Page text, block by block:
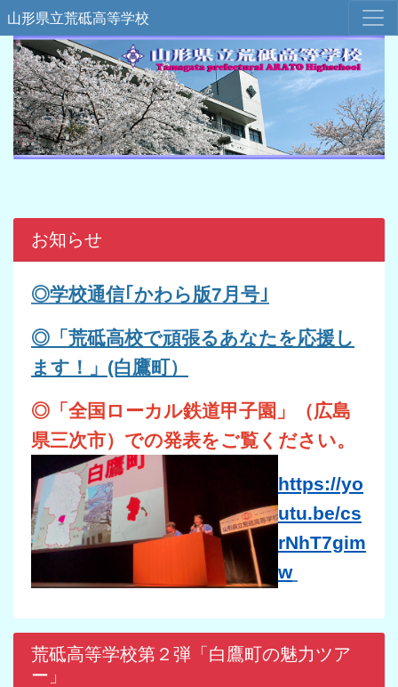
山形県立荒砥高等学校
お知らせ
◎学校通信｢ かわら版7 月号｣
◎「荒砥高校で頑張るあなたを応援し
ます！」(白鷹町）
◎「全国ローカル鉄道甲子園」（広島
県三次市）での発表をご覧ください。
https://yo
utu.be/cs
rNhT7gim
w
荒砥高等学校第２弾「白鷹町の魅力ツア
ー」